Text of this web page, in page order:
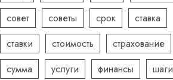
совет
советы срок
ставка
ставки
стоимость
страхование
сумма
услуги финансы
шаги